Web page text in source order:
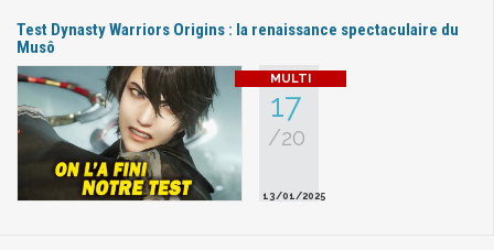
Test Dynasty Warriors Origins : la renaissance spectaculaire du
Musô
17
/20
13/01/2025